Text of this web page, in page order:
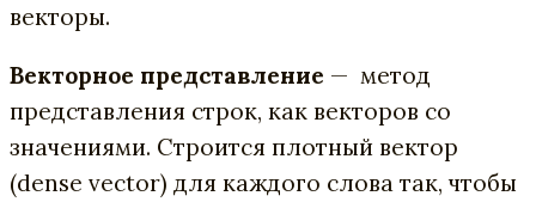
векторы.
Векторное представление — метод
представления строк, как векторов со
значениями. Строится плотный вектор
(dense vector) для каждого слова так, чтобы